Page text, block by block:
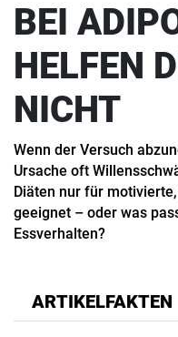
BEI
HELFEN
NICHT
Wenn der Versuch
Ursache oft
Diäten nur für
geeignet – oder was
Essverhalten?
ARTIKELFAKTEN